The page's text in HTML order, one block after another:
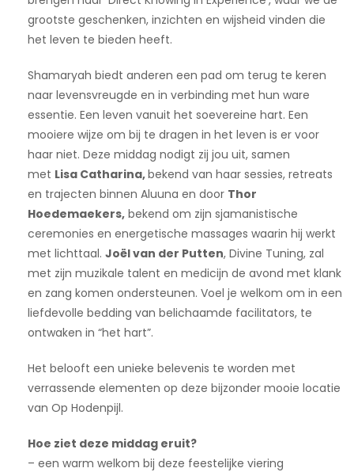
grootste geschenken, inzichten en wijsheid vinden die
het leven te bieden heeft.
Shamaryah biedt anderen een pad om terug te keren
naar levensvreugde en in verbinding met hun ware
essentie. Een leven vanuit het soevereine hart. Een
mooiere wijze om bij te dragen in het leven is er voor
haar niet. Deze middag nodigt zij jou uit, samen
met Lisa Catharina,bekend van haar sessies, retreats
en trajecten binnen Aluuna en door Thor
Hoedemaekers, bekend om zijn sjamanistische
ceremonies en energetische massages waarin hij werkt
met lichttaal. Joël van der Putten, Divine Tuning, zal
met zijn muzikale talent en medicijn de avond met klank
en zang komen ondersteunen. Voel je welkom om in een
liefdevolle bedding van belichaamde facilitators, te
ontwaken in “het hart”.
Het belooft een unieke belevenis te worden met
verrassende elementen op deze bijzonder mooie locatie
van Op Hodenpijl.
Hoe ziet deze middag eruit?
– een warm welkom bij deze feestelijke viering